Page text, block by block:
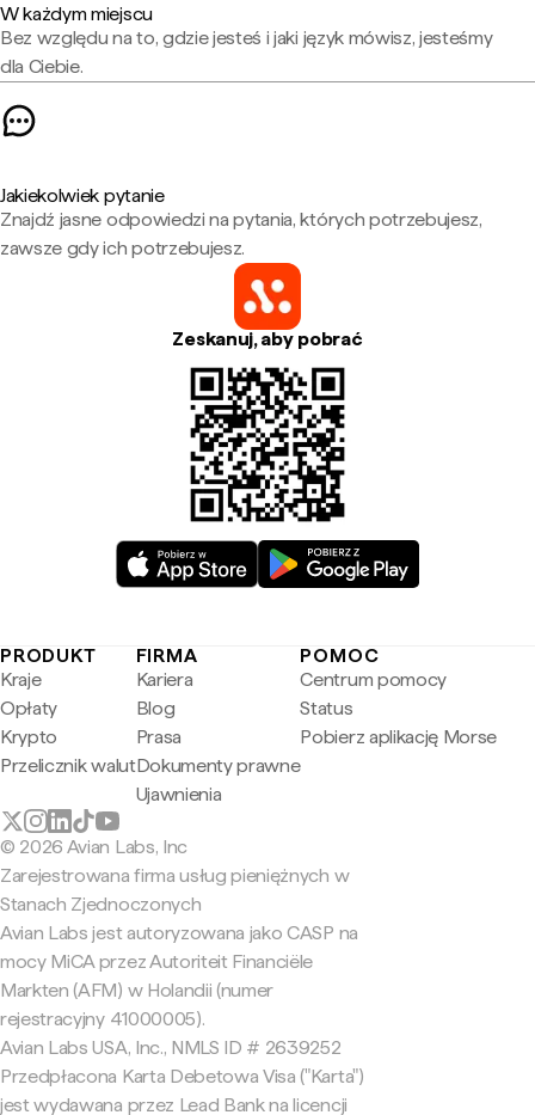
W każdym miejscu
Bez względu na to, gdzie jesteś i jaki język mówisz, jesteśmy
dla Ciebie.
Jakiekolwiek pytanie
Znajdź jasne odpowiedzi na pytania, których potrzebujesz,
zawsze gdy ich potrzebujesz.
Zeskanuj, aby pobrać
PRODUKT
Kraje
Opłaty
Krypto
Przelicznik walut
FIRMA
Kariera
Blog
Prasa
Dokumenty prawne
Ujawnienia
POMOC
Centrum pomocy
Status
Pobierz aplikację Morse
© 2026 Avian Labs, Inc
Zarejestrowana firma usług pieniężnych w
Stanach Zjednoczonych
Avian Labs jest autoryzowana jako CASP na
mocy MiCA przez Autoriteit Financiële
Markten (AFM) w Holandii (numer
rejestracyjny 41000005).
Avian Labs USA, Inc., NMLS ID # 2639252
Przedpłacona Karta Debetowa Visa ("Karta")
jest wydawana przez Lead Bank na licencji